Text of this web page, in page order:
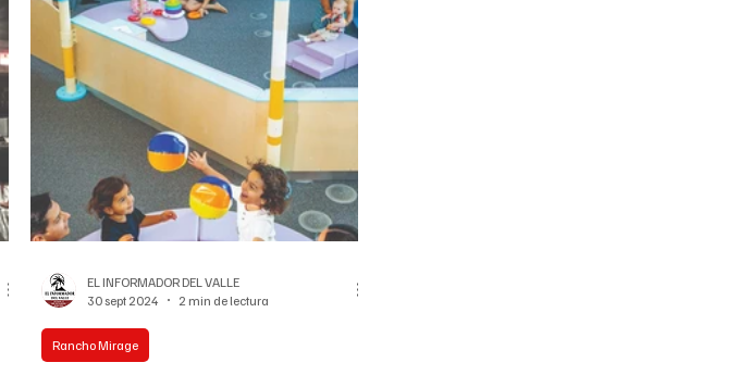
Rancho Mirage
EL INFORMADOR DEL VALLE
30 sept 2024
2 min de lectura